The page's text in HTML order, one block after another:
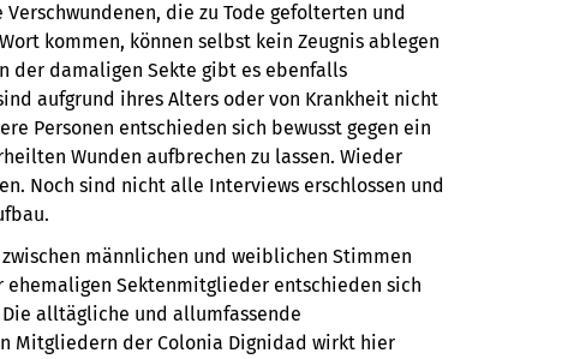
die zu Tode gefolterten und
kommen, können selbst kein Zeugnis ablegen
der damaligen Sekte gibt es ebenfalls
aufgrund ihres Alters oder von Krankheit nicht
Personen entschieden sich bewusst gegen ein
Wunden aufbrechen zu lassen. Wieder
Noch sind nicht alle Interviews erschlossen und
männlichen und weiblichen Stimmen
Sektenmitglieder entschieden sich
alltägliche und allumfassende
Mitgliedern der Colonia Dignidad wirkt hier